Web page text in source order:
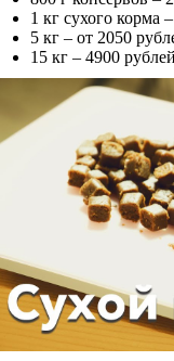
1 кг сухого корма
5 кг – от 2050
15 кг – 4900